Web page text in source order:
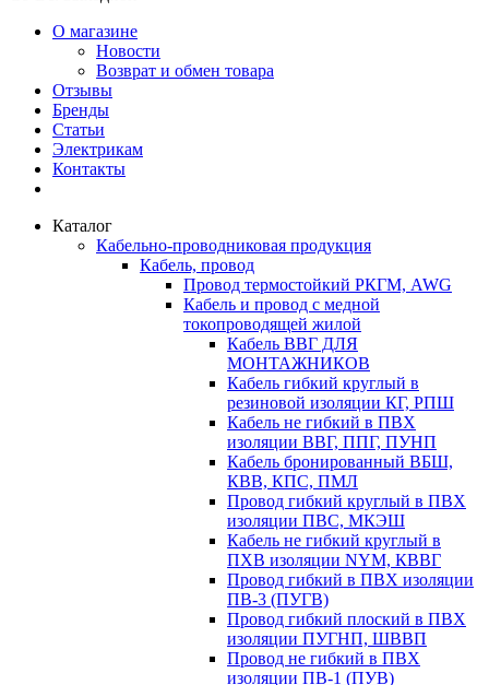
О магазине
Новости
Возврат и обмен товара
Отзывы
Бренды
Статьи
Электрикам
Контакты
Каталог
Кабельно-проводниковая продукция
Кабель, провод
Провод термостойкий РКГМ, AWG
Кабель и провод с медной
токопроводящей жилой
Кабель ВВГ ДЛЯ
МОНТАЖНИКОВ
Кабель гибкий круглый в
резиновой изоляции КГ, РПШ
Кабель не гибкий в ПВХ
изоляции ВВГ, ППГ, ПУНП
Кабель бронированный ВБШ,
КВВ, КПС, ПМЛ
Провод гибкий круглый в ПВХ
изоляции ПВС, МКЭШ
Кабель не гибкий круглый в
ПХВ изоляции NYM, КВВГ
Провод гибкий в ПВХ изоляции
ПВ-3 (ПУГВ)
Провод гибкий плоский в ПВХ
изоляции ПУГНП, ШВВП
Провод не гибкий в ПВХ
изоляции ПВ-1 (ПУВ)